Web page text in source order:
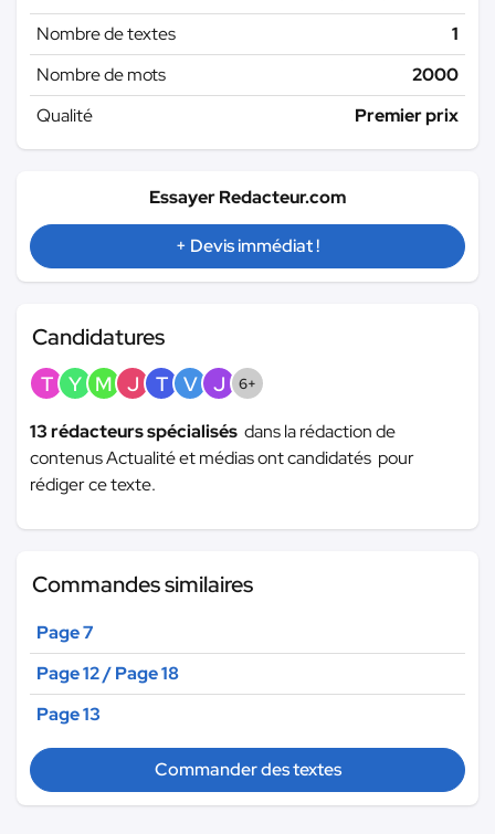
Nombre de textes
1
Nombre de mots
2000
Qualité
Premier prix
Essayer Redacteur.com
+ Devis immédiat !
Candidatures
T Y M J T V J 6+
13 rédacteurs spécialisés dans la rédaction de
contenus Actualité et médias ont candidatés pour
rédiger ce texte.
Commandes similaires
Page 7
Page 12 / Page 18
Page 13
Commander des textes